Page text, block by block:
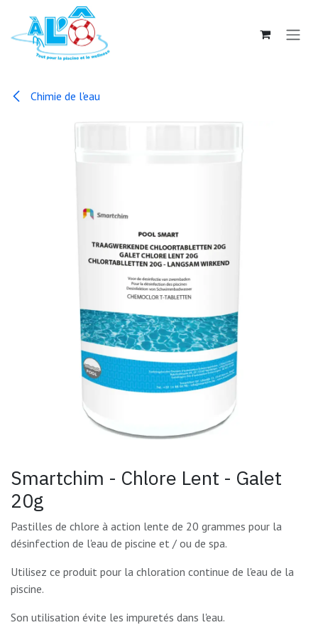
Se rendre au contenu
Chimie de l'eau
Smartchim - Chlore Lent - Galet
20g
Pastilles de chlore à action lente de 20 grammes pour la
désinfection de l'eau de piscine et / ou de spa.
Utilisez ce produit pour la chloration continue de l'eau de la
piscine.
Son utilisation évite les impuretés dans l'eau.